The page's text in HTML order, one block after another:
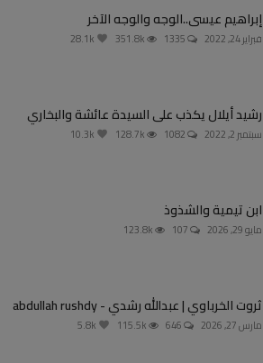
إبراهيم عيسى..الوجه والوجه الآخر
فبراير 24, 2022
رشيد أيلال يكذب على السيدة عائشة والبخاري
سبتمبر 2, 2022
ابن تيمية والشذوذ
مايو 29, 2026
ثروت الخرباوي | عبدالله رشدي - abdullah rushdy
مارس 27, 2026